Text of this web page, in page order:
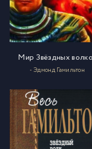
Мир Звёздных
- Эдмонд Гамильтон